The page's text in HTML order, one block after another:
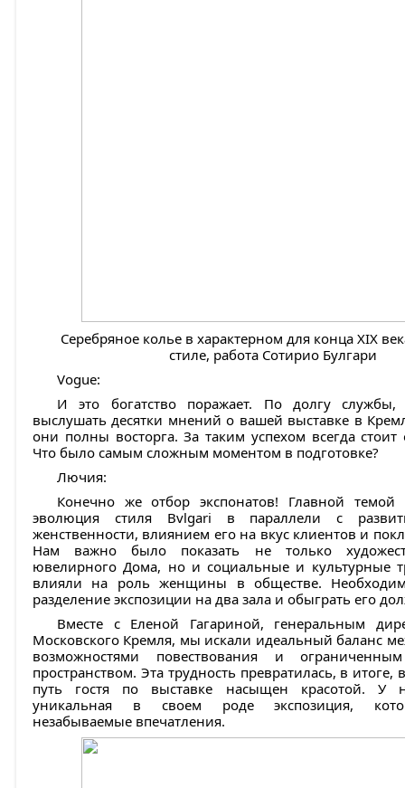
Серебряное колье в характерном для конца XIX
стиле, работа Сотирио Булгари
Vogue:
И это богатство поражает. По долгу
выслушать десятки мнений о вашей выставке в
они полны восторга. За таким успехом всегда
Что было самым сложным моментом в подготовке?
Лючия:
Конечно же отбор экспонатов! Главной темой
эволюция стиля Bvlgari в параллели с
женственности, влиянием его на вкус клиентов и
Нам важно было показать не только
ювелирного Дома, но и социальные и культурные
влияли на роль женщины в обществе.
разделение экспозиции на два зала и обыграть его
Вместе с Еленой Гагариной, генеральным
Московского Кремля, мы искали идеальный баланс
возможностями повествования и
пространством. Эта трудность превратилась, в
путь гостя по выставке насыщен красотой. У
уникальная в своем роде экспозиция,
незабываемые впечатления.